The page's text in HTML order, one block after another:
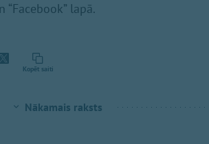
lapā.
Kopēt saiti
Nākamais raksts